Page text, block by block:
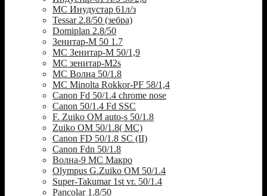
МС Инудустар 61л/з
Tessar 2.8/50 (зебра)
Domiplan 2.8/50
Зенитар-М 50 1.7
МС Зенитар-М 50/1,9
МС зенитар-M2s
MC Волна 50/1.8
MC Minolta Rokkor-PF 58/1,4
Canon Fd 50/1.4 chrome nose
Canon 50/1.4 Fd SSC
F. Zuiko OM auto-s 50/1.8
Zuiko OM 50/1.8( MC)
Canon FD 50/1.8 SC (II)
Canon Fdn 50/1.8
Волна-9 МС Макро
Olympus G.Zuiko OM 50/1.4
Super-Takumar 1st vr. 50/1.4
Pancolar 1.8/50